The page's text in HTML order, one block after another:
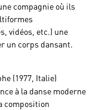
compagnie où ils
vidéos, etc.) une
un corps dansant.
(1977, Italie)
à la danse moderne
composition